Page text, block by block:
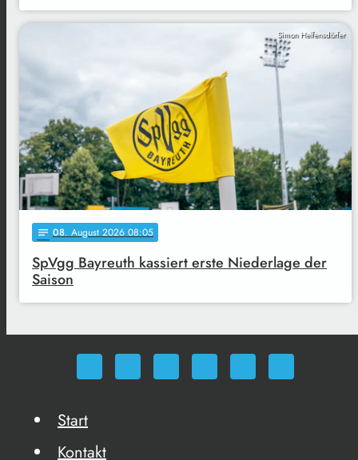
Simon Helfensdörfer
notes 08. August 2026 08:05
SpVgg Bayreuth kassiert erste Niederlage der
Saison
Start
Kontakt